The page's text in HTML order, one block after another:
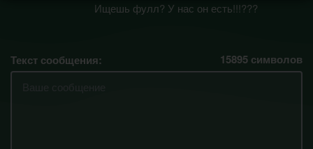
Ищешь фулл? У нас он есть!!!???
Текст сообщения: 15895 символов